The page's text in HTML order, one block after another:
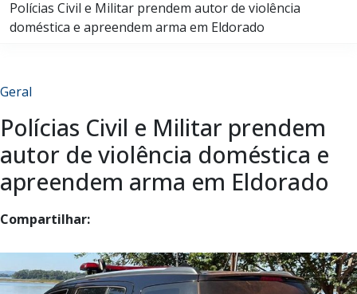
Polícias Civil e Militar prendem autor de violência
doméstica e apreendem arma em Eldorado
Geral
Polícias Civil e Militar prendem
autor de violência doméstica e
apreendem arma em Eldorado
Compartilhar: